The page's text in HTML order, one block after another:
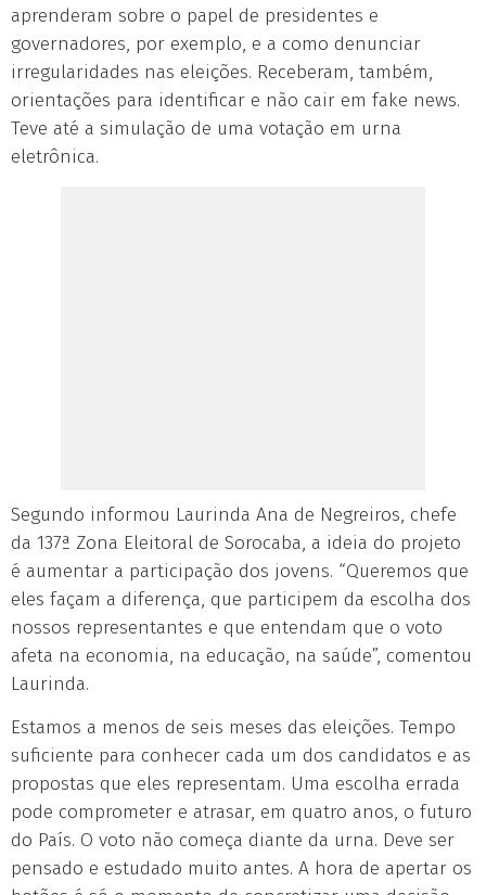
aprenderam sobre o papel de presidentes e
governadores, por exemplo, e a como denunciar
irregularidades nas eleições. Receberam, também,
orientações para identificar e não cair em fake news.
Teve até a simulação de uma votação em urna
eletrônica.
Segundo informou Laurinda Ana de Negreiros, chefe
da 137ª Zona Eleitoral de Sorocaba, a ideia do projeto
é aumentar a participação dos jovens. “Queremos que
eles façam a diferença, que participem da escolha dos
nossos representantes e que entendam que o voto
afeta na economia, na educação, na saúde”, comentou
Laurinda.
Estamos a menos de seis meses das eleições. Tempo
suficiente para conhecer cada um dos candidatos e as
propostas que eles representam. Uma escolha errada
pode comprometer e atrasar, em quatro anos, o futuro
do País. O voto não começa diante da urna. Deve ser
pensado e estudado muito antes. A hora de apertar os